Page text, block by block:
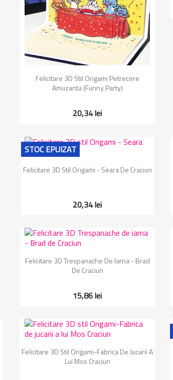
 Vizualizare rapida
Felicitare 3D Stil Origami Petrecere
Amuzanta (Funny Party)
20,34 lei
Vizualizare rapida
Felicitare 3D Stil Origami - Seara De Craciun
20,34 lei
STOC EPUIZAT
Vizualizare rapida
Felicitare 3D Trespanache De Iarna - Brad
De Craciun
15,86 lei
Vizualizare rapida
Felicitare 3D Stil Origami-Fabrica De Jucarii A
Lui Mos Craciun